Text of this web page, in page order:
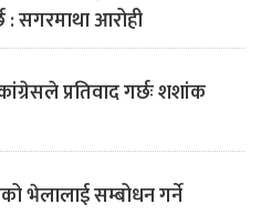
: सगरमाथा आरोही
प्रतिवाद गर्छः शशांक
भेलालाई सम्बोधन गर्ने